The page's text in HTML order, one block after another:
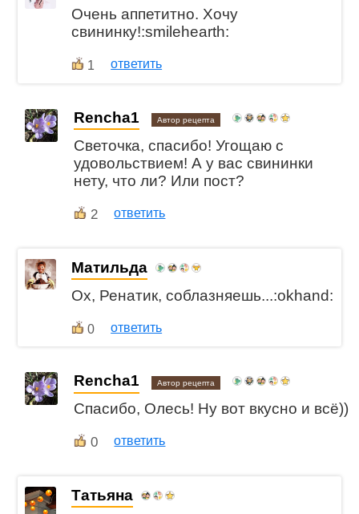
Очень аппетитно. Хочу
свининку!:smilehearth:
1 ответить
Rencha1 Автор рецепта
Светочка, спасибо! Угощаю с
удовольствием! А у вас свининки
нету, что ли? Или пост?
2 ответить
Матильда
Ох, Ренатик, соблазняешь...:okhand:
0 ответить
Rencha1 Автор рецепта
Спасибо, Олесь! Ну вот вкусно и всё))
0 ответить
Татьяна